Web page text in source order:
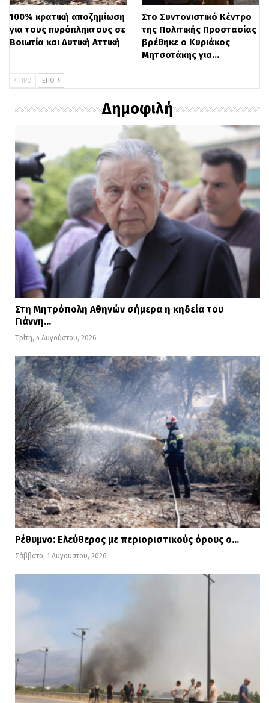
100% κρατική αποζημίωση
για τους πυρόπληκτους σε
Βοιωτία και Δυτική Αττική
Στο Συντονιστικό Κέντρο
της Πολιτικής Προστασίας
βρέθηκε ο Κυριάκος
Μητσοτάκης για…
ΠΡΟ ΕΠΌ
Δημοφιλή
Στη Μητρόπολη Αθηνών σήμερα η κηδεία του
Γιάννη…
Τρίτη, 4 Αυγούστου, 2026
Ρέθυμνο: Ελεύθερος με περιοριστικούς όρους ο…
Σάββατο, 1 Αυγούστου, 2026